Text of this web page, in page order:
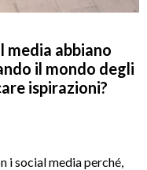
media abbiano
il mondo degli
ispirazioni?
i social media perché,